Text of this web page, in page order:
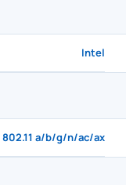
Intel
802.11 a/b/g/n/ac/ax